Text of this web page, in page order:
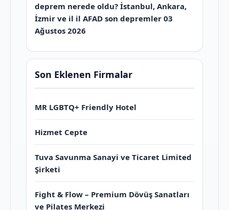
deprem nerede oldu? İstanbul, Ankara,
İzmir ve il il AFAD son depremler 03
Ağustos 2026
Son Eklenen Firmalar
MR LGBTQ+ Friendly Hotel
Hizmet Cepte
Tuva Savunma Sanayi ve Ticaret Limited
Şirketi
Fight & Flow – Premium Dövüş Sanatları
ve Pilates Merkezi